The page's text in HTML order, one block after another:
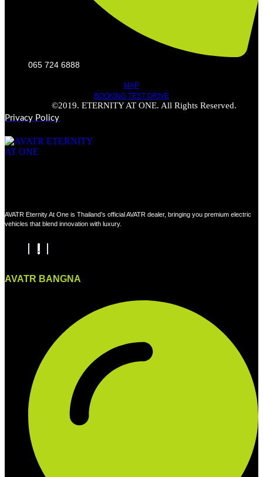
065 724 6888
MAP
BOOKING TEST DRIVE
©2019. ETERNITY AT ONE. All Rights Reserved.
Privacy Policy
AVATR Eternity At One is Thailand’s official AVATR dealer, bringing you premium electric
vehicles that blend innovation with luxury.
AVATR BANGNA